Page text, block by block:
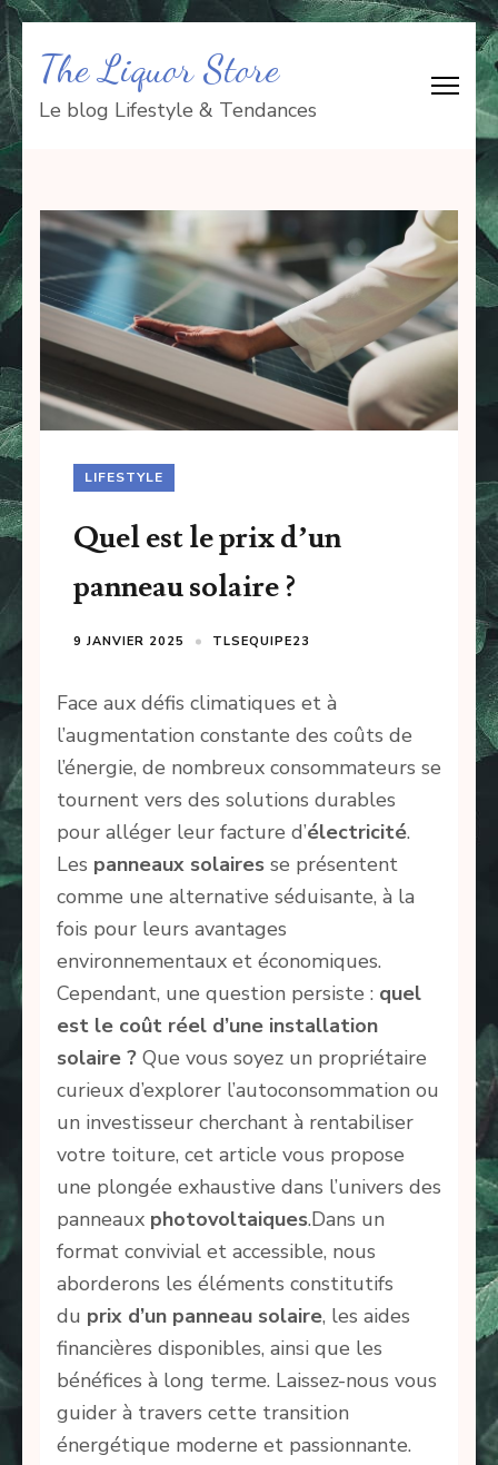
Aller
au
contenu
(Pressez
Entrée)
The Liquor Store
Le blog Lifestyle & Tendances
LIFESTYLE
Quel est le prix d’un
panneau solaire ?
9 JANVIER 2025 TLSEQUIPE23
Face aux défis climatiques et à
l’augmentation constante des coûts de
l’énergie, de nombreux consommateurs se
tournent vers des solutions durables
pour alléger leur facture d’électricité.
Les panneaux solaires se présentent
comme une alternative séduisante, à la
fois pour leurs avantages
environnementaux et économiques.
Cependant, une question persiste : quel
est le coût réel d’une installation
solaire ? Que vous soyez un propriétaire
curieux d’explorer l’autoconsommation ou
un investisseur cherchant à rentabiliser
votre toiture, cet article vous propose
une plongée exhaustive dans l’univers des
panneaux photovoltaiques.Dans un
format convivial et accessible, nous
aborderons les éléments constitutifs
du prix d’un panneau solaire, les aides
financières disponibles, ainsi que les
bénéfices à long terme. Laissez-nous vous
guider à travers cette transition
énergétique moderne et passionnante.